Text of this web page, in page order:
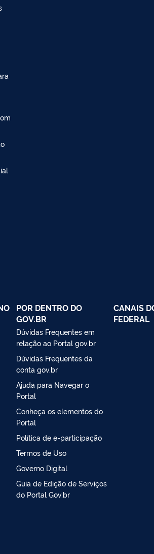
POR DENTRO DO
GOV.BR
Dúvidas Frequentes em
relação ao Portal gov.br
Dúvidas Frequentes da
conta gov.br
Ajuda para Navegar o
Portal
Conheça os elementos do
Portal
Política de e-participação
Termos de Uso
Governo Digital
Guia de Edição de Serviços
do Portal Gov.br
CANAIS
FEDERAL